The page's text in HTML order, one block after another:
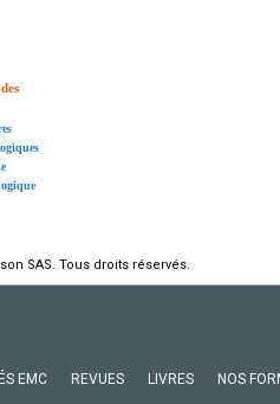
SAS. Tous droits réservés.
EMC REVUES LIVRES NOS